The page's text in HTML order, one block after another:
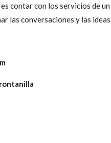
contar con los servicios de
las conversaciones y las